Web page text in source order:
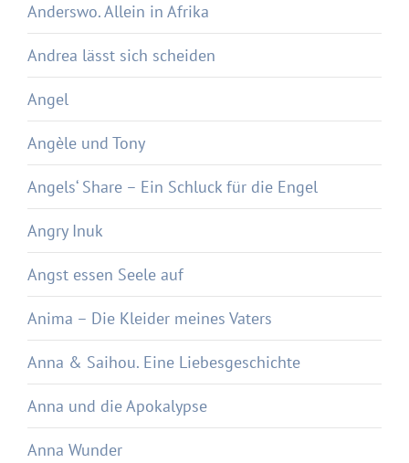
Anderswo. Allein in Afrika
Andrea lässt sich scheiden
Angel
Angèle und Tony
Angels‘ Share – Ein Schluck für die Engel
Angry Inuk
Angst essen Seele auf
Anima – Die Kleider meines Vaters
Anna & Saihou. Eine Liebesgeschichte
Anna und die Apokalypse
Anna Wunder